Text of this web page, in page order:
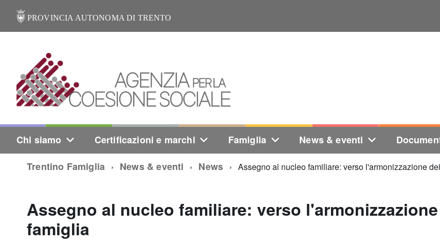
PROVINCIA AUTONOMA DI TRENTO
Chi siamo Certificazioni e marchi Famiglia News & eventi
Trentino Famiglia
News & eventi News Assegno al nucleo familiare: verso l'armonizzazione
Assegno al nucleo familiare: verso
famiglia